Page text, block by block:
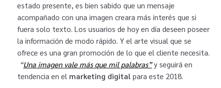
estado presente, es bien sabido que un mensaje
acompañado con una imagen creara más interés que si
fuera solo texto. Los usuarios de hoy en día deseen poseer
la información de modo rápido. Y el arte visual que se
ofrece es una gran promoción de lo que el cliente necesita.
“Una imagen vale más que mil palabras”y seguirá en
tendencia en el marketing digital para este 2018.